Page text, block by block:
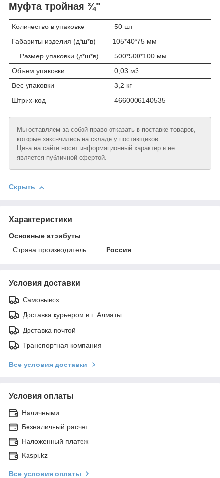
Муфта тройная ¾"
Количество в упаковке
50 шт
Габариты изделия (д*ш*в)
105*40*75 мм
Размер упаковки (д*ш*в)
500*500*100 мм
Объем упаковки
0,03 м3
Вес упаковки
3,2 кг
Штрих-код
4660006140535
Мы оставляем за собой право отказать в поставке товаров,
которые закончились на складе у поставщиков.
Цена на сайте носит информационный характер и не
является публичной офертой.
Скрыть
Характеристики
Основные атрибуты
Страна производитель
Россия
Условия доставки
Самовывоз
Доставка курьером в г. Алматы
Доставка почтой
Транспортная компания
Все условия доставки
Условия оплаты
Наличными
Безналичный расчет
Наложенный платеж
Kaspi.kz
Все условия оплаты